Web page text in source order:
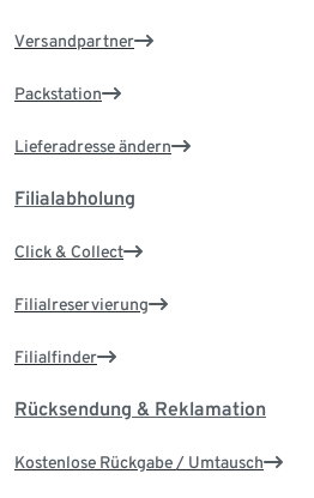
Versandpartner
Packstation
Lieferadresse ändern
Filialabholung
Click & Collect
Filialreservierung
Filialfinder
Rücksendung & Reklamation
Kostenlose Rückgabe / Umtausch